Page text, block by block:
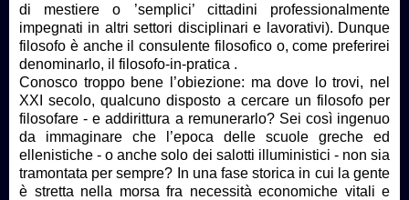
di mestiere o ’semplici’ cittadini professionalmente
impegnati in altri settori disciplinari e lavorativi). Dunque
filosofo è anche il consulente filosofico o, come preferirei
denominarlo, il filosofo-in-pratica .
Conosco troppo bene l’obiezione: ma dove lo trovi, nel
XXI secolo, qualcuno disposto a cercare un filosofo per
filosofare - e addirittura a remunerarlo? Sei così ingenuo
da immaginare che l’epoca delle scuole greche ed
ellenistiche - o anche solo dei salotti illuministici - non sia
tramontata per sempre? In una fase storica in cui la gente
è stretta nella morsa fra necessità economiche vitali e